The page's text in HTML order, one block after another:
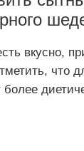
вкусно,
что